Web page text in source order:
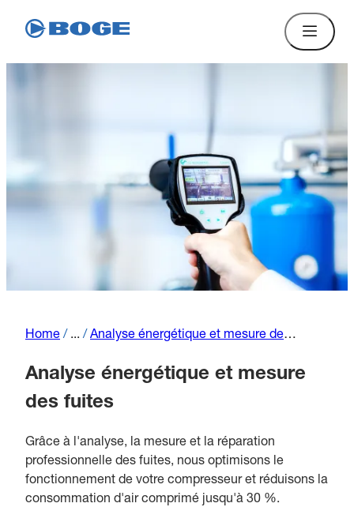
Home / ... / Analyse énergétique et mesure des fuites
Analyse énergétique et mesure
des fuites
Grâce à l'analyse, la mesure et la réparation
professionnelle des fuites, nous optimisons le
fonctionnement de votre compresseur et réduisons la
consommation d'air comprimé jusqu'à 30 %.